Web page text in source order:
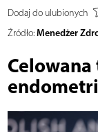
Dodaj do ulubionych
Źródło: Menedżer